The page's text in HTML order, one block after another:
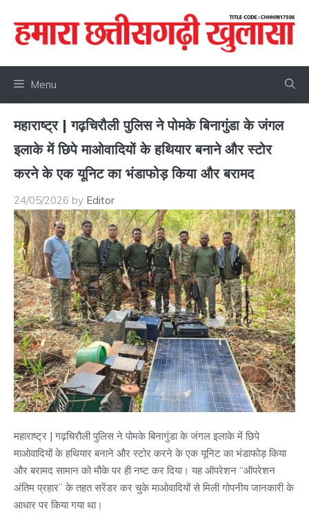
content
Menu
महाराष्ट्र | गढ़चिरौली पुलिस ने पोमके बिनागुंडा के जंगल
इलाके में छिपे माओवादियों के हथियार बनाने और स्टोर
करने के एक यूनिट का भंडाफोड़ किया और बरामद
24/05/2026 by Editor
महाराष्ट्र | गढ़चिरौली पुलिस ने पोमके बिनागुंडा के जंगल इलाके में छिपे
माओवादियों के हथियार बनाने और स्टोर करने के एक यूनिट का भंडाफोड़ किया
और बरामद सामान को मौके पर ही नष्ट कर दिया। यह ऑपरेशन “ऑपरेशन
अंतिम प्रहार” के तहत सरेंडर कर चुके माओवादियों से मिली गोपनीय जानकारी के
आधार पर किया गया था।